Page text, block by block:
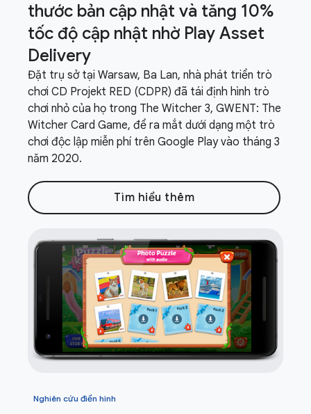
thước bản cập nhật và tăng 10%
tốc độ cập nhật nhờ Play Asset
Delivery
Đặt trụ sở tại Warsaw, Ba Lan, nhà phát triển trò
chơi CD Projekt RED (CDPR) đã tái định hình trò
chơi nhỏ của họ trong The Witcher 3, GWENT: The
Witcher Card Game, để ra mắt dưới dạng một trò
chơi độc lập miễn phí trên Google Play vào tháng 3
năm 2020.
Tìm hiểu thêm
Nghiên cứu điển hình